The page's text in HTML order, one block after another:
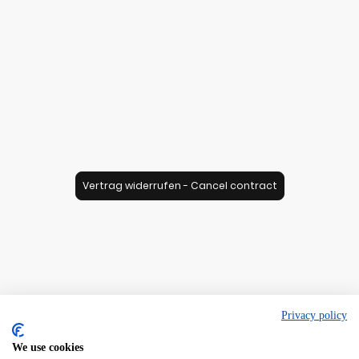
Vertrag widerrufen - Cancel contract
Privacy policy
We use cookies